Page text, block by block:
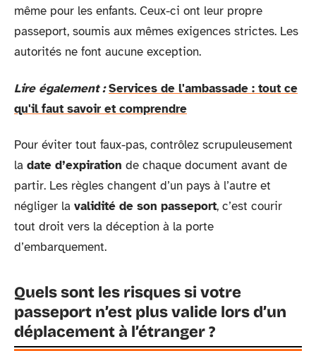
même pour les enfants. Ceux-ci ont leur propre
passeport, soumis aux mêmes exigences strictes. Les
autorités ne font aucune exception.
Lire également : Services de l'ambassade : tout ce
qu'il faut savoir et comprendre
Pour éviter tout faux-pas, contrôlez scrupuleusement
la date d’expiration de chaque document avant de
partir. Les règles changent d’un pays à l’autre et
négliger la validité de son passeport, c’est courir
tout droit vers la déception à la porte
d’embarquement.
Quels sont les risques si votre
passeport n’est plus valide lors d’un
déplacement à l’étranger ?